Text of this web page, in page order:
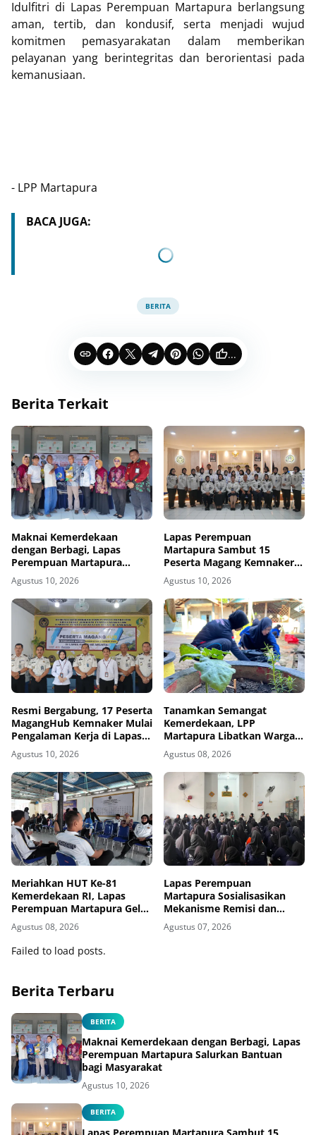
Idulfitri di Lapas Perempuan Martapura berlangsung
aman, tertib, dan kondusif, serta menjadi wujud
komitmen pemasyarakatan dalam memberikan
pelayanan yang berintegritas dan berorientasi pada
kemanusiaan.
- LPP Martapura
BACA JUGA:
BERITA
...
Berita Terkait
Maknai Kemerdekaan
dengan Berbagi, Lapas
Perempuan Martapura
Salurkan Bantuan bagi
Masyarakat
Agustus 10, 2026
Lapas Perempuan
Martapura Sambut 15
Peserta Magang Kemnaker,
Kenalkan Dunia Kerja di
Pemasyarakatan
Agustus 10, 2026
Resmi Bergabung, 17 Peserta
MagangHub Kemnaker Mulai
Pengalaman Kerja di Lapas
Amuntai
Agustus 10, 2026
Tanamkan Semangat
Kemerdekaan, LPP
Martapura Libatkan Warga
Binaan dalam Gotong
Royong
Agustus 08, 2026
Meriahkan HUT Ke-81
Kemerdekaan RI, Lapas
Perempuan Martapura Gelar
Porseni Antarpetugas
Agustus 08, 2026
Lapas Perempuan
Martapura Sosialisasikan
Mekanisme Remisi dan
Integrasi kepada Warga
Binaan
Agustus 07, 2026
Failed to load posts.
Berita Terbaru
BERITA
Maknai Kemerdekaan dengan Berbagi, Lapas
Perempuan Martapura Salurkan Bantuan
bagi Masyarakat
Agustus 10, 2026
BERITA